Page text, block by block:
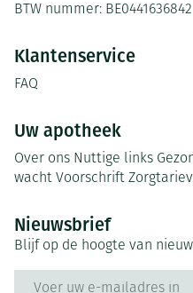
BTW nummer: BE0441636842
Klantenservice
FAQ
Uw apotheek
Over ons Nuttige links
wacht Voorschrift
Nieuwsbrief
Blijf op de hoogte van